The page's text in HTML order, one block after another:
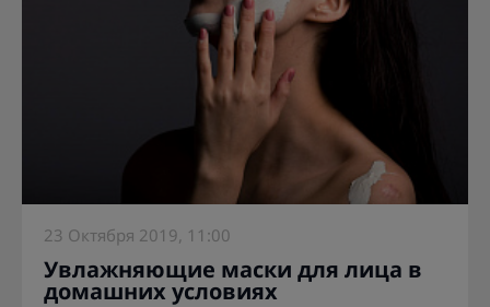
23 Октября 2019, 11:00
Увлажняющие маски для лица в
домашних условиях